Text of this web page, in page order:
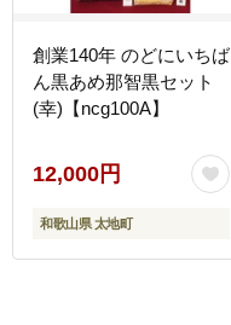
創業140年 のどにいちば
ん黒あめ那智黒セット
(幸)【ncg100A】
12,000円
和歌山県 太地町